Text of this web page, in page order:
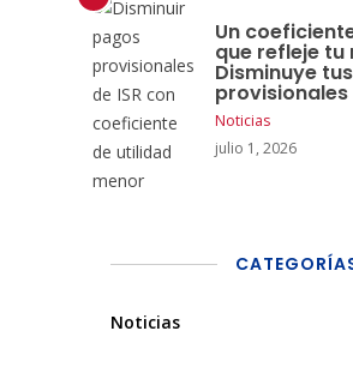
Un
que refleje tu
Disminuye
provisionales
Noticias
julio 1, 2026
Noticias